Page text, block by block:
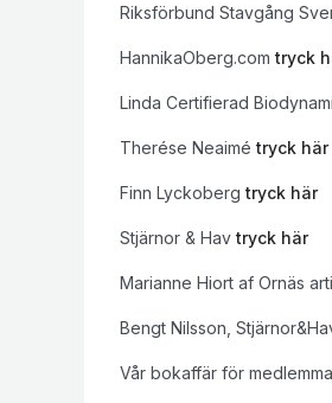
Riksförbund Stavgång
HannikaOberg.com tryck
Linda Certifierad
Therése Neaimétryck här
Finn Lyckoberg tryck här
Stjärnor & Havtryck här
Marianne Hiort af Ornäs
Bengt Nilsson,
Vår bokaffär för